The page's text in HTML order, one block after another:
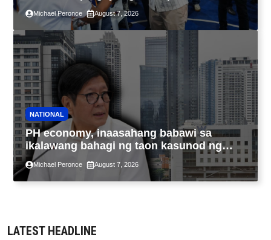
sa kasaysayan ng TESDA
Michael Peronce August 7, 2026
NATIONAL
PH economy, inaasahang babawi sa
ikalawang bahagi ng taon kasunod ng
2.3% GDP dulot ng Middle East war,
pagkaantala ng public construction
Michael Peronce August 7, 2026
LATEST HEADLINE